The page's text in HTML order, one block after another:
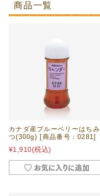
商品一覧
カナダ産ブルーベリーはちみ
つ(300g) [商品番号：0281]
¥1,910(税込)